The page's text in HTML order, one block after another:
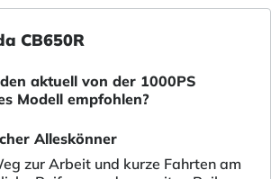
CB650R
aktuell von der 1000PS
Modell empfohlen?
Alleskönner
zur Arbeit und kurze Fahrten am